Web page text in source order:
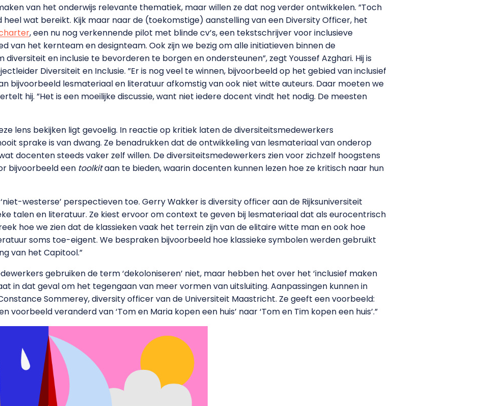
van het onderwijs relevante thematiek, maar willen ze dat nog verder ontwikkelen. ”Toch
wat bereikt. Kijk maar naar de (toekomstige) aanstelling van een Diversity Officer, het
, een nu nog verkennende pilot met blinde cv’s, een tekstschrijver voor inclusieve
van het kernteam en designteam. Ook zijn we bezig om alle initiatieven binnen de
en inclusie te bevorderen te borgen en ondersteunen”, zegt Youssef Azghari. Hij is
Diversiteit en Inclusie. ”Er is nog veel te winnen, bijvoorbeeld op het gebied van inclusief
bijvoorbeeld lesmateriaal en literatuur afkomstig van ook niet witte auteurs. Daar moeten we
hij. ”Het is een moeilijke discussie, want niet iedere docent vindt het nodig. De meesten
lens bekijken ligt gevoelig. In reactie op kritiek laten de diversiteitsmedewerkers
sprake is van dwang. Ze benadrukken dat de ontwikkeling van lesmateriaal van onderop
docenten steeds vaker zelf willen. De diversiteitsmedewerkers zien voor zichzelf hoogstens
bijvoorbeeld een toolkitaan te bieden, waarin docenten kunnen lezen hoe ze kritisch naar hun
westerse’ perspectieven toe. Gerry Wakker is diversity officer aan de Rijksuniversiteit
talen en literatuur. Ze kiest ervoor om context te geven bij lesmateriaal dat als eurocentrisch
hoe we zien dat de klassieken vaak het terrein zijn van de elitaire witte man en ook hoe
soms toe-eigent. We bespraken bijvoorbeeld hoe klassieke symbolen werden gebruikt
van het Capitool.”
gebruiken de term ‘dekoloniseren’ niet, maar hebben het over het ‘inclusief maken
in dat geval om het tegengaan van meer vormen van uitsluiting. Aanpassingen kunnen in
Sommerey, diversity officer van de Universiteit Maastricht. Ze geeft een voorbeeld:
voorbeeld veranderd van ‘Tom en Maria kopen een huis’ naar ‘Tom en Tim kopen een huis’.”